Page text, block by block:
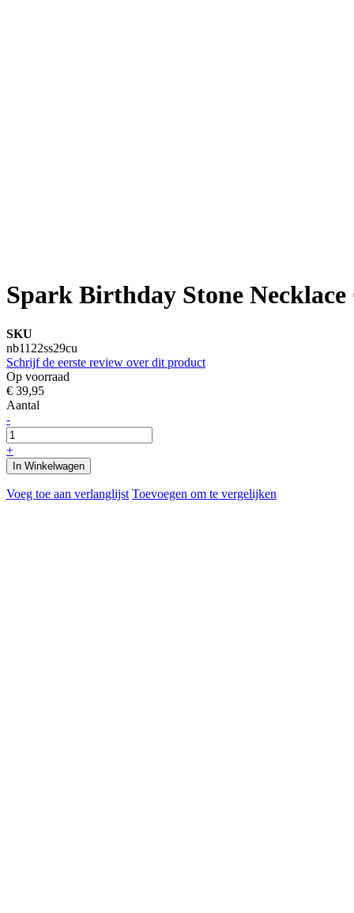
Spark Birthday Stone
SKU
nb1122ss29cu
Schrijf de eerste review over dit product
Op voorraad
€ 39,95
Aantal
-
+
In Winkelwagen
Voeg toe aan verlanglijst Toevoegen om te vergelijken